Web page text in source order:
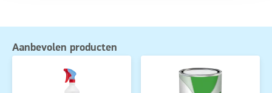
Aanbevolen producten